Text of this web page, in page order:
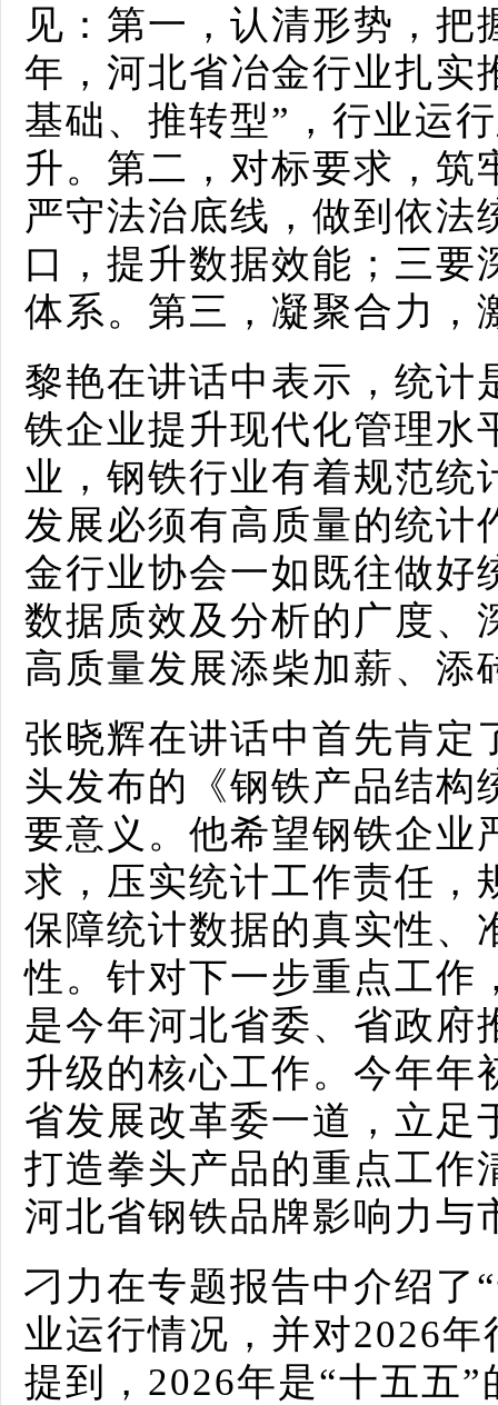
见：第一，认清形势，把
年，河北省冶金行业扎实
基础、推转型”，行业运
升。第二，对标要求，筑
严守法治底线，做到依法
口，提升数据效能；三要
体系。第三，凝聚合力，
黎艳在讲话中表示，统计
铁企业提升现代化管理水
业，钢铁行业有着规范统
发展必须有高质量的统计
金行业协会一如既往做好
数据质效及分析的广度、
高质量发展添柴加薪、添
张晓辉在讲话中首先肯定
头发布的《钢铁产品结构
要意义。他希望钢铁企业
求，压实统计工作责任，
保障统计数据的真实性、
性。针对下一步重点工作
是今年河北省委、省政府
升级的核心工作。今年年
省发展改革委一道，立足
打造拳头产品的重点工作
河北省钢铁品牌影响力与
刁力在专题报告中介绍了
业运行情况，并对2026
提到，2026年是“十五五